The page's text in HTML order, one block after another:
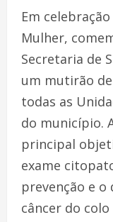
Em
Mulher,
Secretaria de
um mutirão
todas as
do município.
principal
exame
prevenção e
câncer do